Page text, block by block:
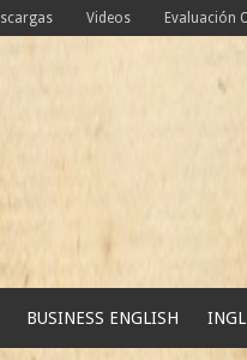
Videos Evaluación
BUSINESS ENGLISH